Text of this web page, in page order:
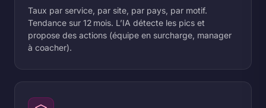
Taux par service, par site, par pays, par motif.
Tendance sur 12 mois. L’IA détecte les pics et
propose des actions (équipe en surcharge, manager
à coacher).